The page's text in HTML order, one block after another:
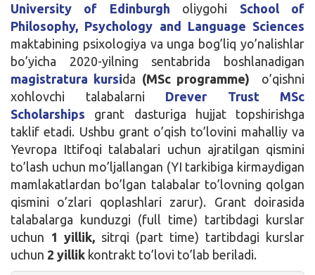
University of Edinburgh oliygohi School of
Philosophy, Psychology and Language Sciences
maktabining psixologiya va unga bog’liq yo’nalishlar
bo’yicha 2020-yilning sentabrida boshlanadigan
magistratura kursida (MSc programme) o’qishni
xohlovchi talabalarni Drever Trust MSc
Scholarships grant dasturiga hujjat topshirishga
taklif etadi. Ushbu grant o’qish to’lovini mahalliy va
Yevropa Ittifoqi talabalari uchun ajratilgan qismini
to’lash uchun mo’ljallangan (YI tarkibiga kirmaydigan
mamlakatlardan bo’lgan talabalar to’lovning qolgan
qismini o’zlari qoplashlari zarur). Grant doirasida
talabalarga kunduzgi (full time) tartibdagi kurslar
uchun 1 yillik, sitrqi (part time) tartibdagi kurslar
uchun 2 yillik kontrakt to’lovi to’lab beriladi.